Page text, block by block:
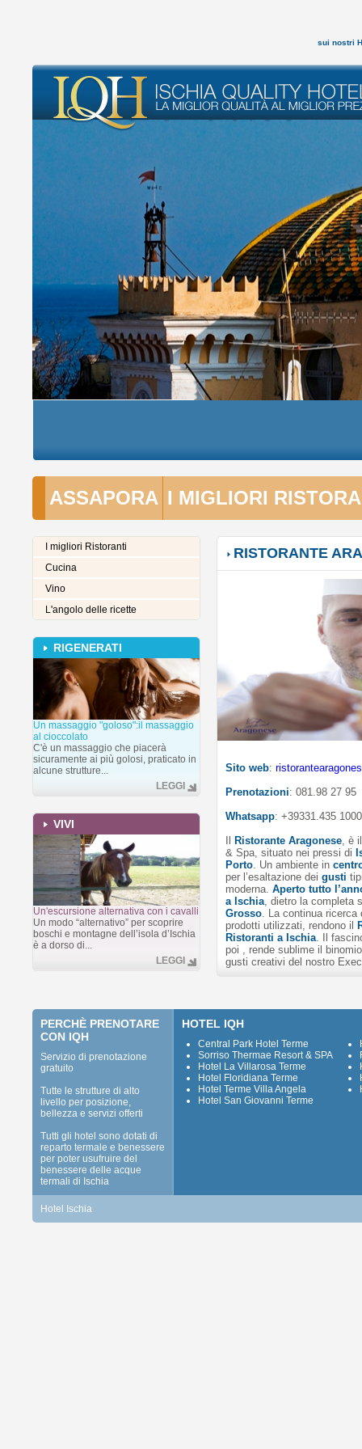
sui nostri
ASSAPORA I MIGLIORI
RISTORANTE
Sito web:
Prenotazioni: 081.98 27 95
Whatsapp: +39331.435 1000
Ristorante Aragonese, è
& Spa, situato nei pressi di
Porto. Un ambiente in
per l’esaltazione dei gusti
moderna. Aperto tutto
a Ischia, dietro la completa
Grosso. La continua ricerca
prodotti utilizzati, rendono il
Ristoranti a Ischia. Il
poi , rende sublime il
gusti creativi del nostro
I migliori Ristoranti
Cucina
Vino
L'angolo delle ricette
RIGENERATI
Un massaggio "goloso":il massaggio
al cioccolato
C'è un massaggio che piacerà
sicuramente ai più golosi, praticato in
alcune strutture...
LEGGI
VIVI
Un'escursione alternativa con i cavalli
Un modo “alternativo” per scoprire
boschi e montagne dell’isola d’Ischia
è a dorso di...
LEGGI
PERCHÈ PRENOTARE
CON IQH
Servizio di prenotazione
gratuito
Tutte le strutture di alto
livello per posizione,
bellezza e servizi offerti
Tutti gli hotel sono dotati di
reparto termale e benessere
per poter usufruire del
benessere delle acque
termali di Ischia
HOTEL IQH
Central Park Hotel Terme
Sorriso Thermae Resort & SPA
Hotel La Villarosa Terme
Hotel Floridiana Terme
Hotel Terme Villa Angela
Hotel San Giovanni Terme
Hotel Ischia